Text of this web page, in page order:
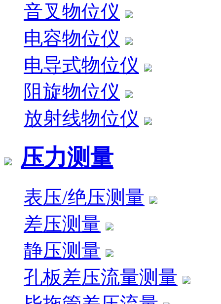
音叉物位仪
电容物位仪
电导式物位仪
阻旋物位仪
放射线物位仪
压力测量
表压/绝压测量
差压测量
静压测量
孔板差压流量测量